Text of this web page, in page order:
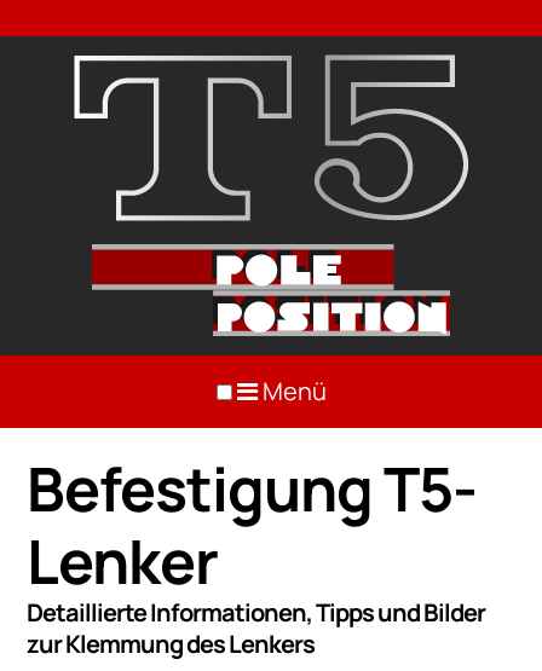
Menü
Befestigung T5-
Lenker
Detaillierte Informationen, Tipps und Bilder
zur Klemmung des Lenkers